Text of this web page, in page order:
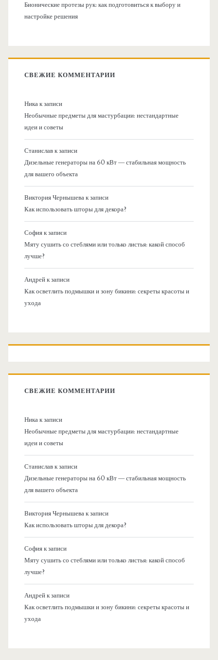
Бионические протезы рук: как подготовиться к выбору и
настройке решения
СВЕЖИЕ КОММЕНТАРИИ
Никак записи
Необычные предметы для мастурбации: нестандартные
идеи и советы
Станиславк записи
Дизельные генераторы на 60 кВт — стабильная мощность
для вашего объекта
Виктория Чернышевак записи
Как использовать шторы для декора?
Софияк записи
Мяту сушить со стеблями или только листья: какой способ
лучше?
Андрейк записи
Как осветлить подмышки и зону бикини: секреты красоты и
ухода
СВЕЖИЕ КОММЕНТАРИИ
Никак записи
Необычные предметы для мастурбации: нестандартные
идеи и советы
Станиславк записи
Дизельные генераторы на 60 кВт — стабильная мощность
для вашего объекта
Виктория Чернышевак записи
Как использовать шторы для декора?
Софияк записи
Мяту сушить со стеблями или только листья: какой способ
лучше?
Андрейк записи
Как осветлить подмышки и зону бикини: секреты красоты и
ухода